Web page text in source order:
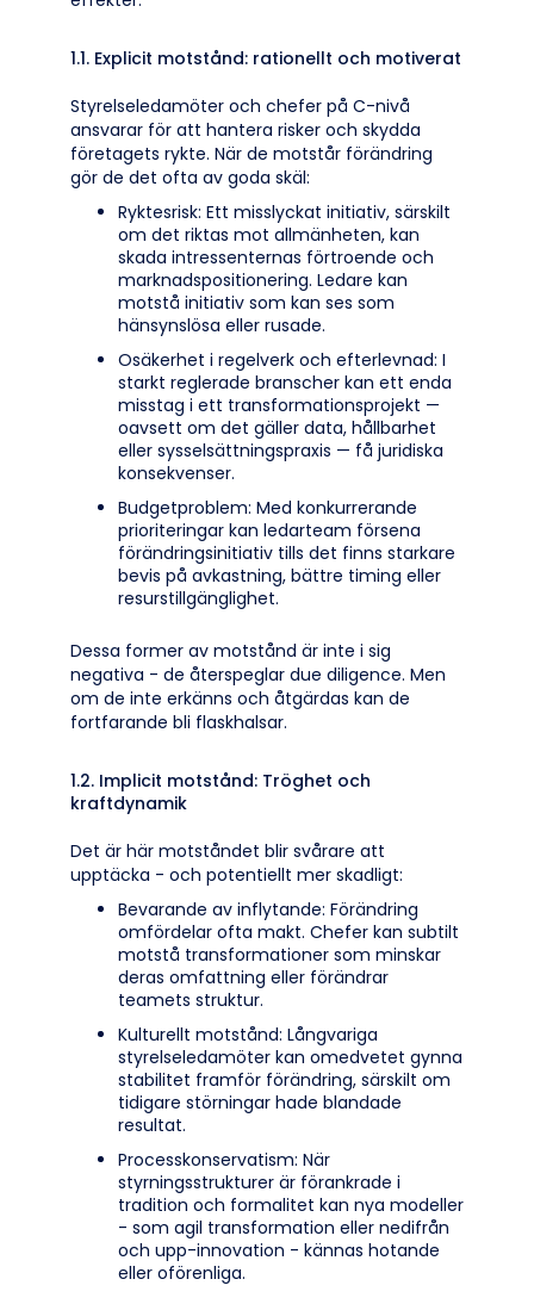
1.1. Explicit motstånd: rationellt och motiverat
Styrelseledamöter och chefer på C-nivå
ansvarar för att hantera risker och skydda
företagets rykte. När de motstår förändring
gör de det ofta av goda skäl:
Ryktesrisk: Ett misslyckat initiativ, särskilt
om det riktas mot allmänheten, kan
skada intressenternas förtroende och
marknadspositionering. Ledare kan
motstå initiativ som kan ses som
hänsynslösa eller rusade.
Osäkerhet i regelverk och efterlevnad: I
starkt reglerade branscher kan ett enda
misstag i ett transformationsprojekt —
oavsett om det gäller data, hållbarhet
eller sysselsättningspraxis — få juridiska
konsekvenser.
Budgetproblem: Med konkurrerande
prioriteringar kan ledarteam försena
förändringsinitiativ tills det finns starkare
bevis på avkastning, bättre timing eller
resurstillgänglighet.
Dessa former av motstånd är inte i sig
negativa - de återspeglar due diligence. Men
om de inte erkänns och åtgärdas kan de
fortfarande bli flaskhalsar.
1.2. Implicit motstånd: Tröghet och
kraftdynamik
Det är här motståndet blir svårare att
upptäcka - och potentiellt mer skadligt:
Bevarande av inflytande: Förändring
omfördelar ofta makt. Chefer kan subtilt
motstå transformationer som minskar
deras omfattning eller förändrar
teamets struktur.
Kulturellt motstånd: Långvariga
styrelseledamöter kan omedvetet gynna
stabilitet framför förändring, särskilt om
tidigare störningar hade blandade
resultat.
Processkonservatism: När
styrningsstrukturer är förankrade i
tradition och formalitet kan nya modeller
- som agil transformation eller nedifrån
och upp-innovation - kännas hotande
eller oförenliga.